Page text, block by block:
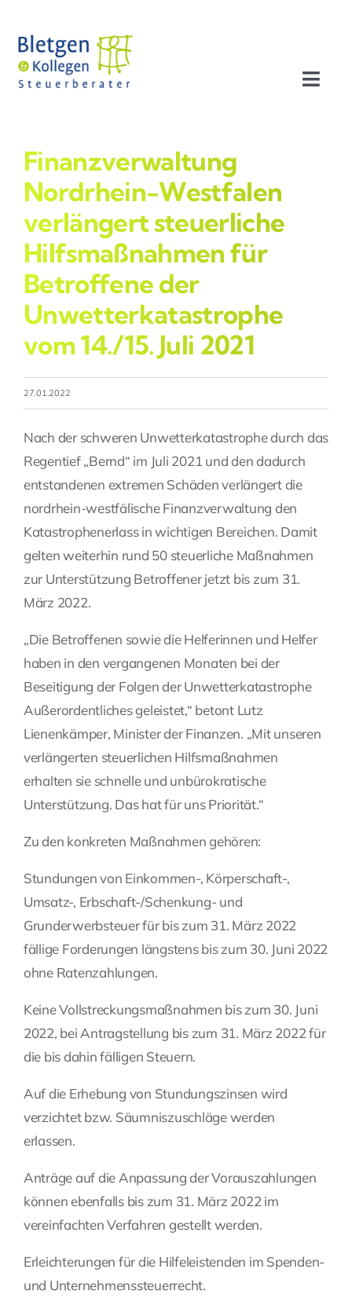
Inhalt
springen
Profil
Leistungen
Team
Stellenangebote
Fragen Sie Ihre Kanzlei
Kontakt
Finanzverwaltung
Nordrhein-Westfalen
verlängert steuerliche
Hilfsmaßnahmen für
Betroffene der
Unwetterkatastrophe
vom 14./15. Juli 2021
27.01.2022
Nach der schweren Unwetterkatastrophe durch das
Regentief „Bernd“ im Juli 2021 und den dadurch
entstandenen extremen Schäden verlängert die
nordrhein-westfälische Finanzverwaltung den
Katastrophenerlass in wichtigen Bereichen. Damit
gelten weiterhin rund 50 steuerliche Maßnahmen
zur Unterstützung Betroffener jetzt bis zum 31.
März 2022.
„Die Betroffenen sowie die Helferinnen und Helfer
haben in den vergangenen Monaten bei der
Beseitigung der Folgen der Unwetterkatastrophe
Außerordentliches geleistet,“ betont Lutz
Lienenkämper, Minister der Finanzen. „Mit unseren
verlängerten steuerlichen Hilfsmaßnahmen
erhalten sie schnelle und unbürokratische
Unterstützung. Das hat für uns Priorität.“
Zu den konkreten Maßnahmen gehören:
Stundungen von Einkommen-, Körperschaft-,
Umsatz-, Erbschaft-/Schenkung- und
Grunderwerbsteuer für bis zum 31. März 2022
fällige Forderungen längstens bis zum 30. Juni 2022
ohne Ratenzahlungen.
Keine Vollstreckungsmaßnahmen bis zum 30. Juni
2022, bei Antragstellung bis zum 31. März 2022 für
die bis dahin fälligen Steuern.
Auf die Erhebung von Stundungszinsen wird
verzichtet bzw. Säumniszuschläge werden
erlassen.
Anträge auf die Anpassung der Vorauszahlungen
können ebenfalls bis zum 31. März 2022 im
vereinfachten Verfahren gestellt werden.
Erleichterungen für die Hilfeleistenden im Spenden-
und Unternehmenssteuerrecht.